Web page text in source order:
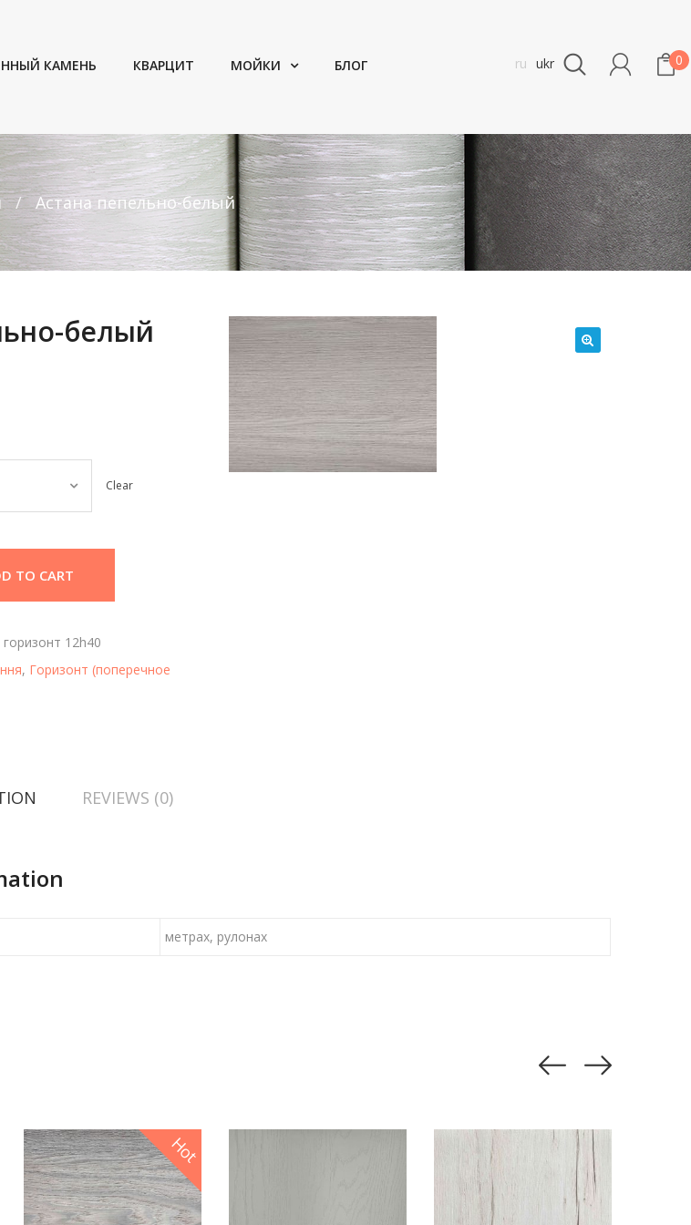
КАМЕНЬ КВАРЦИТ МОЙКИ БЛОГ 0
ru ukr
Астана пепельно-белый
белый
Clear
TO CART
12h40
, Горизонт (поперечное
REVIEWS (0)
метрах, рулонах
Hot